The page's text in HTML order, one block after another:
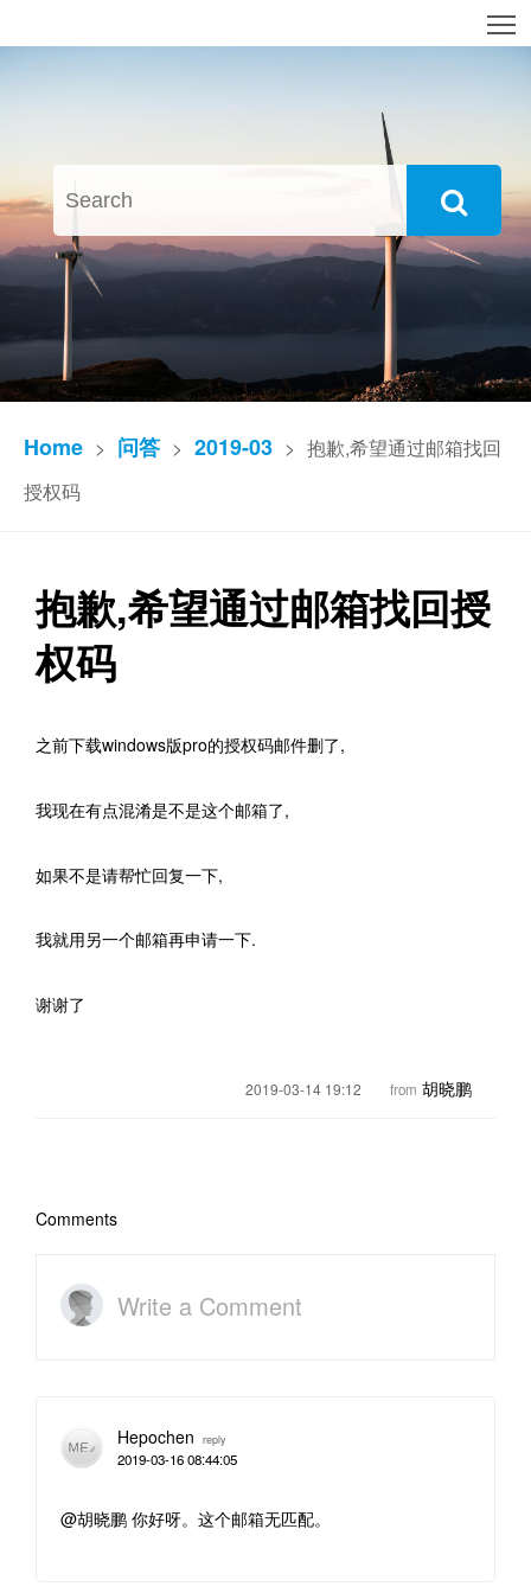
Home > 问答 > 2019-03 > 抱歉,希望通过邮箱找回
授权码
抱歉,希望通过邮箱找回授
权码
之前下载windows版pro的授权码邮件删了,
我现在有点混淆是不是这个邮箱了,
如果不是请帮忙回复一下,
我就用另一个邮箱再申请一下.
谢谢了
2019-03-14 19:12 from 胡晓鹏
Comments
Write a Comment
Hepochen reply
2019-03-16 08:44:05
@胡晓鹏 你好呀。这个邮箱无匹配。